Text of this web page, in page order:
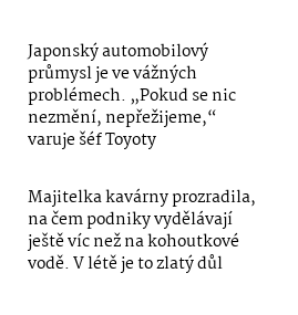
Japonský automobilový
průmysl je ve vážných
problémech. „Pokud se nic
nezmění, nepřežijeme,“
varuje šéf Toyoty
Majitelka kavárny prozradila,
na čem podniky vydělávají
ještě víc než na kohoutkové
vodě. V létě je to zlatý důl